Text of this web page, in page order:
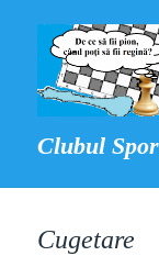
Clubul
Cugetare